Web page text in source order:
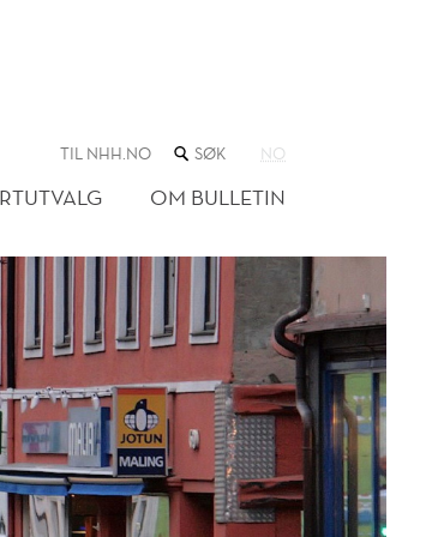
TIL NHH.NO SØK
NETTSTEDET
NO
OM BULLETIN